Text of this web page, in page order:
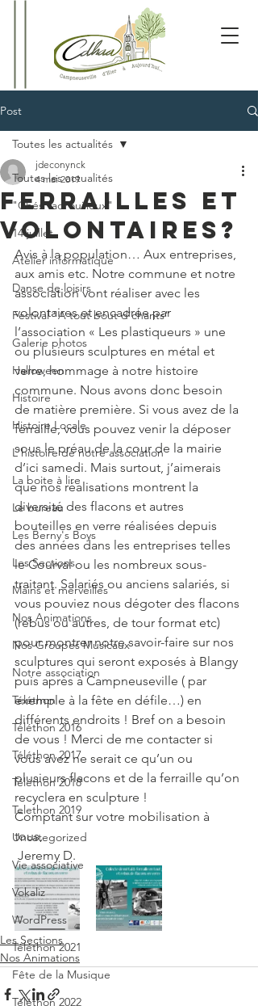
Post
Toutes les actualités
"Chés vadrouilleux"
14 juillet
Atelier informatique
Danse de loisirs
Festival "A tout bout d'chants"
Galerie photos
Halloween
Histoire
Histoire Locale
L'histoire de notre association
La boite à lire
Le bureau
Les Berny's Boys
Les Sections
Mains et merveilles
Nos Animations
Nos Groupes Musicaux
Notre association
Téléthon
Téléthon 2016
Téléthon 2017
Téléthon 2018
Telethon 2019
Uncategorized
Vie associative
Vokaliz
WordPress
Téléthon 2021
Fête de la Musique
Téléthon 2022
Toutes les actualités
Ferrailles et
volontaires?
jdeconynck
4 mai 2019
Avis à la population… Aux entreprises,
aux amis etc. Notre commune et notre
association vont réaliser avec les
volontaires et encadrée par
l’association « Les plastiqueurs » une
ou plusieurs sculptures en métal et
verre, hommage à notre histoire
commune. Nous avons donc besoin
de matière première. Si vous avez de la
ferraille, vous pouvez venir la déposer
sous le préau de la cour de la mairie
d’ici samedi. Mais surtout, j’aimerais
que nos réalisations montrent la
diversité des flacons et autres
bouteilles en verre réalisées depuis
des années dans les entreprises telles
le Courval ou les nombreux sous-
traitant. Salariés ou anciens salariés, si
vous pouviez nous dégoter des flacons
(rebus ou autres, de tour format etc)
pour montrer notre savoir-faire sur nos
sculptures qui seront exposés à Blangy
puis après à Campneuseville ( par
exemple à la fête en défile…) en
différents endroits ! Bref on a besoin
de vous ! Merci de me contacter si
vous avez ne serait ce qu’un ou
plusieurs flacons et de la ferraille qu’on
recyclera en sculpture !
Comptant sur votre mobilisation à
tous,
Jeremy D.
Les Sections
Nos Animations